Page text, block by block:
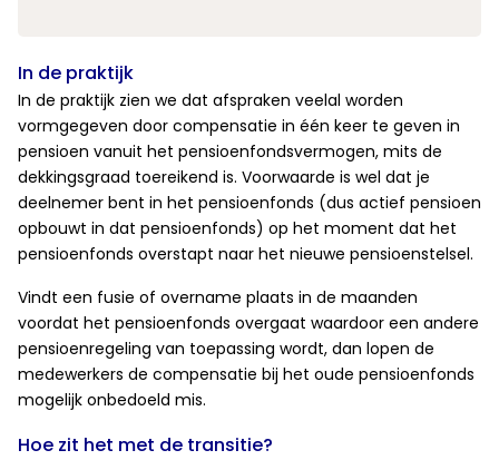
In de praktijk
In de praktijk zien we dat afspraken veelal worden
vormgegeven door compensatie in één keer te geven in
pensioen vanuit het pensioenfondsvermogen, mits de
dekkingsgraad toereikend is. Voorwaarde is wel dat je
deelnemer bent in het pensioenfonds (dus actief pensioen
opbouwt in dat pensioenfonds) op het moment dat het
pensioenfonds overstapt naar het nieuwe pensioenstelsel.
Vindt een fusie of overname plaats in de maanden
voordat het pensioenfonds overgaat waardoor een andere
pensioenregeling van toepassing wordt, dan lopen de
medewerkers de compensatie bij het oude pensioenfonds
mogelijk onbedoeld mis.
Hoe zit het met de transitie?